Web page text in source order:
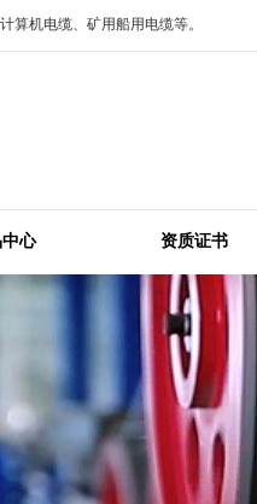
算机电缆、矿用船用电缆等。
心 资质证书